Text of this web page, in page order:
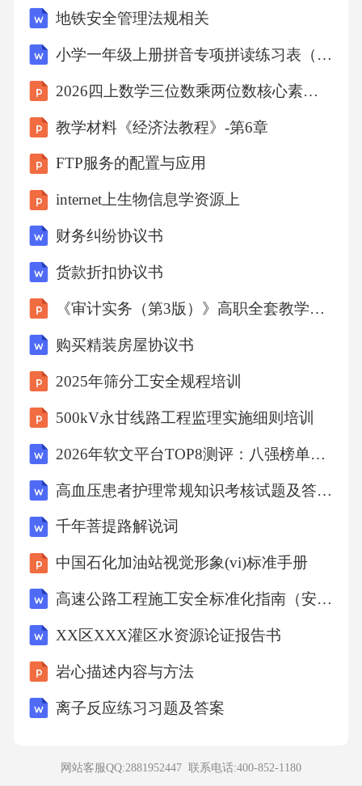
盈利预测：由于707授权辉瑞制药预计将获得14
亿美金的首付款及选择权付款收入，2025年收
常经营收入。我们预计2025-2027年公司营收分
别为196.32/108.54/126.00亿元，同比增长115.5
5%/-44.71%/16.09%；归母净利润分别为113.57/
31.54/34.99亿元，同比增长443.31%/-72.23%/10.
盖，给予“强烈推荐”评级。
风险提示：研发不及预期风险、竞争格局变化
风险等。盈利预测(人民币)单位/百万营业总收
入(+/-)%2024A91082025E19632115.5511357443.
314.472026E10854-44.7131542027E1260016.0934
410.931.38EPS(元)ROE(%)13.546.2942.324.1510.
5014.941.5710.4213.471.40P/EP/B0.841.763数
据：wind，股价截至日期为2026年3月13日，方
正证券研究所目录CONTENT1
制药集团向创新药转型，公司进入第二增长曲
线2
肿瘤：707超级单品带动价值重估，多个新药研
发中3
蔓迪国际+三生国健：自免及消费医疗业务两翼
地铁安全管理法规相关
小学一年级上册拼音专项拼读练习表（幼小衔接专用）
2026四上数学三位数乘两位数核心素养课件
教学材料《经济法教程》-第6章
FTP服务的配置与应用
internet上生物信息学资源上
财务纠纷协议书
货款折扣协议书
《审计实务（第3版）》高职全套教学课件
购买精装房屋协议书
2025年筛分工安全规程培训
500kV永甘线路工程监理实施细则培训
2026年软文平台TOP8测评：八强榜单深度解析谁能助企业抢占传播高地
高血压患者护理常规知识考核试题及答案解析
千年菩提路解说词
中国石化加油站视觉形象(vi)标准手册
高速公路工程施工安全标准化指南（安全技术分册）
XX区XXX灌区水资源论证报告书
岩心描述内容与方法
离子反应练习习题及答案
网站客服QQ:2881952447 联系电话:400-852-1180